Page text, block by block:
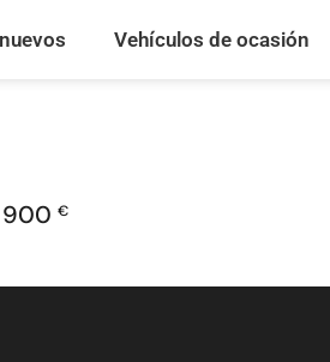
Vehículos de ocasión
€